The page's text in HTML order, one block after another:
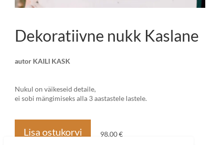
Dekoratiivne nukk Kaslane
autor KAILI KASK
Nukul on väikeseid detaile,
ei sobi mängimiseks alla 3 aastastele lastele.
Lisa ostukorvi 98,00 €